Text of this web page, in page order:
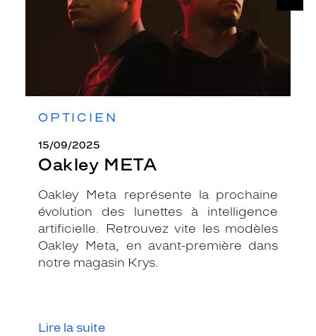
OPTICIEN
15/09/2025
Oakley META
Oakley Meta représente la prochaine
évolution des lunettes à intelligence
artificielle. Retrouvez vite les modèles
Oakley Meta, en avant-première dans
notre magasin Krys.
Lire la suite